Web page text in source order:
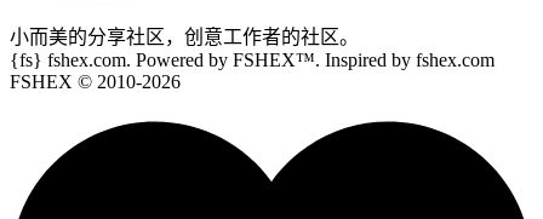
小而美的分享社区，创意工作者的社区。
{fs} fshex.com. Powered by FSHEX™. Inspired by fshex.com
FSHEX © 2010-2026